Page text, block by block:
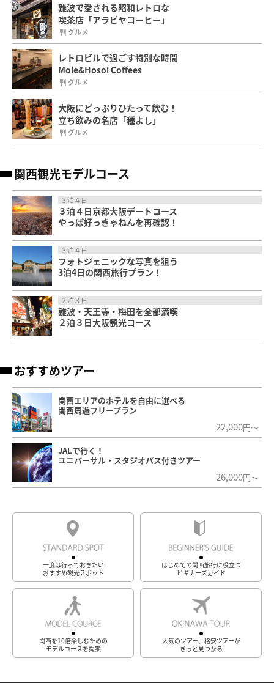
難波で愛される昭和レトロな
喫茶店「アラビヤコーヒー」
グルメ
レトロビルで過ごす特別な時間
Mole&Hosoi Coffees
グルメ
大阪にどっぷりひたって飲む！
立ち飲みの名店「種よし」
グルメ
関西観光モデルコース
３泊４日
３泊４日京都大阪デートコース
やっぱ好っきゃねんを再確認！
３泊４日
フォトジェニックな写真を狙う
3泊4日の関西旅行プラン！
２泊３日
難波・天王寺・梅田を全部満喫
２泊３日大阪観光コース
おすすめツアー
関西エリアのホテルを自由に選べる
関西周遊フリープラン
22,000円～
JALで行く！
ユニバーサル・スタジオパス付きツアー
26,000円～
一度は行っておきたい
おすすめ観光スポット
はじめての関西旅行に役立つ
ビギナーズガイド
関西を10倍楽しむための
モデルコースを提案
人気のツアー、格安ツアーが
きっと見つかる